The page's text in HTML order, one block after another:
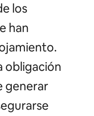
los
han
obligación
generar